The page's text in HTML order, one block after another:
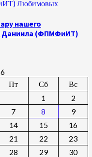
Любимовых
нашего
Даниила (ФПМФиИТ)
Пт Сб
Вс
1
2
7 8
9
14 15
16
21 22
23
28 29
30